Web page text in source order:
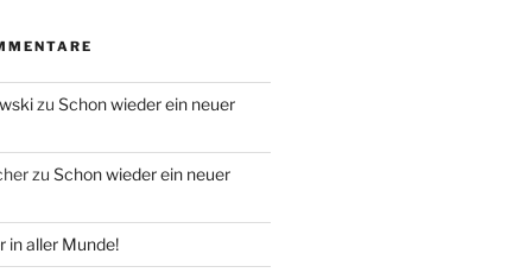
zu Schon wieder ein neuer
zu Schon wieder ein neuer
in aller Munde!